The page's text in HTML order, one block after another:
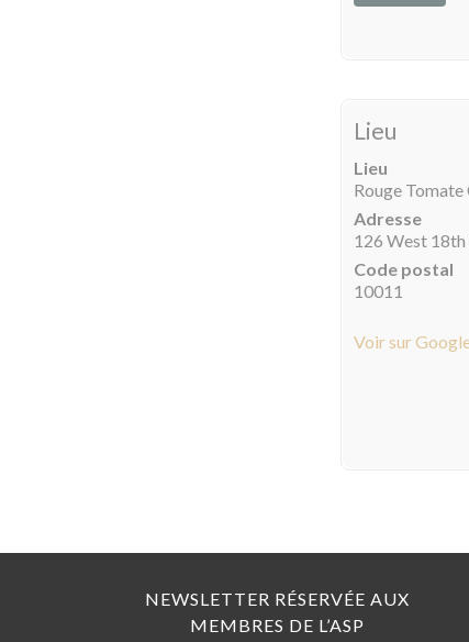
Lieu
Lieu
Rouge Tomate
Adresse
126 West
Code postal
10011
Voir sur
NEWSLETTER RÉSERVÉE AUX
MEMBRES DE L’ASP